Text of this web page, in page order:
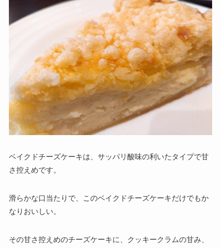
ベイクドチーズケーキは、サッパリ酸味の利いたタイプで甘
さ控えめです。
滑らかな口当たりで、このベイクドチーズケーキだけでもか
なりおいしい。
その甘さ控えめのチーズケーキに、クッキークラムの甘み、